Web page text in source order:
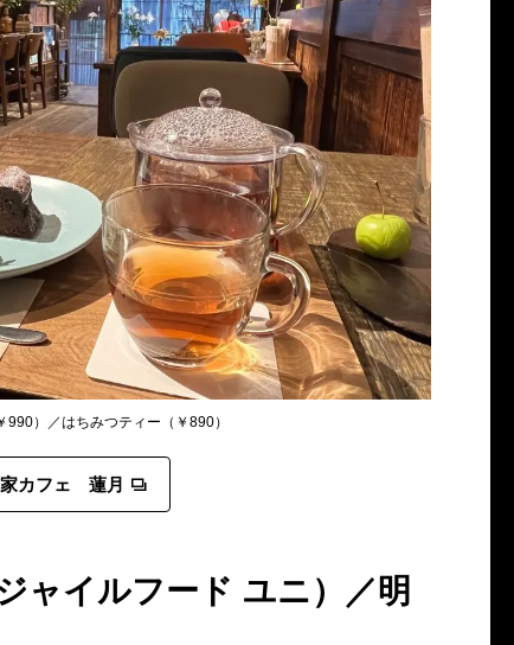
990）／はちみつティー（￥890）
カフェ 蓮月
ャイルフード ユニ）／明